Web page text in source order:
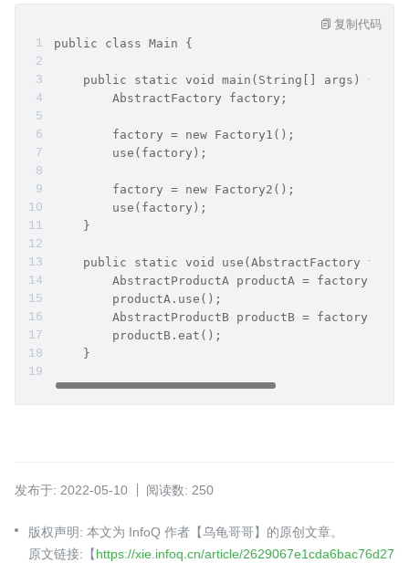
public class Main {
    public static void main(String[] args) {
        AbstractFactory factory;
        factory = new Factory1();
        use(factory);
        factory = new Factory2();
        use(factory);
    }
public static void use(AbstractFactory
AbstractProductA productA =
        productA.use();
AbstractProductB productB =
        productB.eat();
    }
复制代码
发布于: 2022-05-10 阅读数: 250
版权声明: 本文为 InfoQ 作者【乌龟哥哥】的原创文章。
原文链接:【https://xie.infoq.cn/article/2629067e1cda6bac76d27